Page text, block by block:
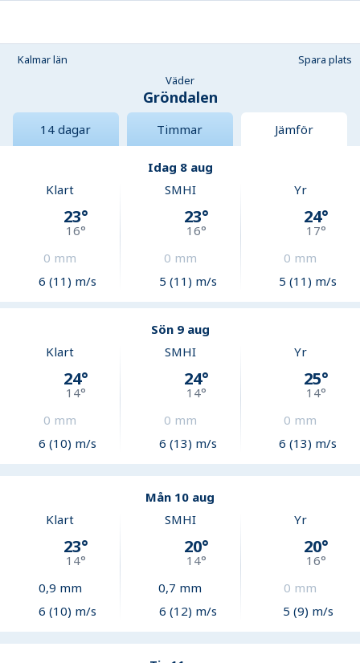
Kalmar län
Spara plats
Väder
Gröndalen
14 dagar Timmar Jämför
Idag 8 aug
Klart
23°
16°
0 mm
6 (11) m/s
SMHI
23°
16°
0 mm
5 (11) m/s
Yr
24°
17°
0 mm
5 (11) m/s
Sön 9 aug
Klart
24°
14°
0 mm
6 (10) m/s
SMHI
24°
14°
0 mm
6 (13) m/s
Yr
25°
14°
0 mm
6 (13) m/s
Mån 10 aug
Klart
23°
14°
0,9 mm
6 (10) m/s
SMHI
20°
14°
0,7 mm
6 (12) m/s
Yr
20°
16°
0 mm
5 (9) m/s